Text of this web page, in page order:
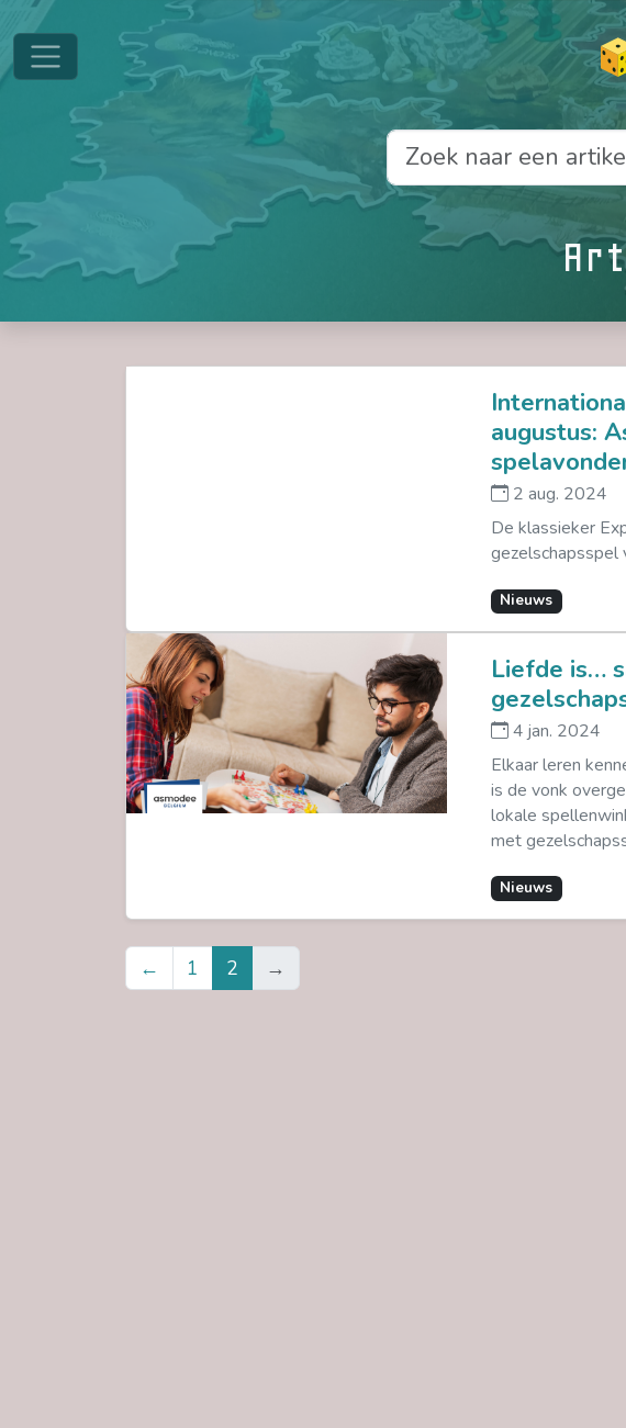
augustus:
2 aug. 2024
De klassieker
Nieuws
Liefde is…
4 jan. 2024
Elkaar leren
is de vonk
lokale
met
Nieuws
← 1 2 →